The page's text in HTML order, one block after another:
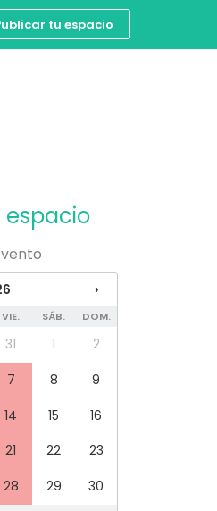
tu espacio
›
VIE. SÁB. DOM.
31 1
2
7 8
9
14 15
16
21 22
23
28 29
30